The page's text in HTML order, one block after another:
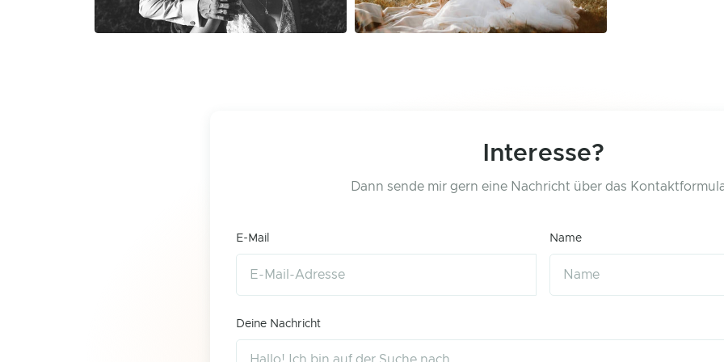
Interesse?
Dann sende mir gern eine Nachricht über das
E-Mail Name
Deine Nachricht